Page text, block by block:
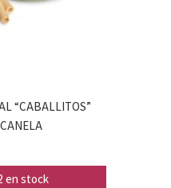
“CABALLITOS”
en stock